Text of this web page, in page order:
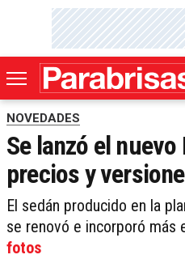
NOVEDADES
Se lanzó el nuevo
precios y
El sedán producido en la
se renovó e incorporó más
fotos